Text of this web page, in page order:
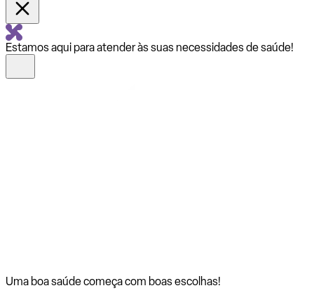
Estamos aqui para atender às suas necessidades de saúde!
Uma boa saúde começa com boas escolhas!